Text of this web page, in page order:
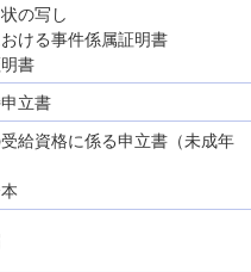
の写し
ける事件係属証明書
書
立書
受給資格に係る申立書（未成年